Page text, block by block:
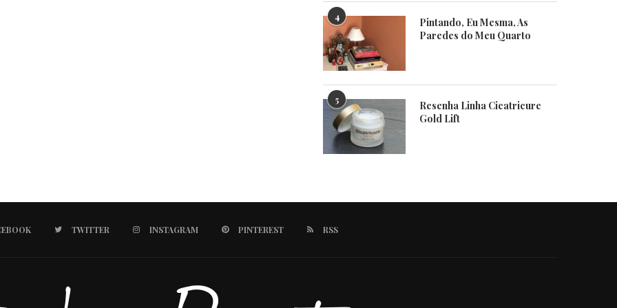
4
Pintando, Eu Mesma, As
Paredes do Meu Quarto
5
Resenha Linha Cicatricure
Gold Lift
TWITTER INSTAGRAM PINTEREST RSS